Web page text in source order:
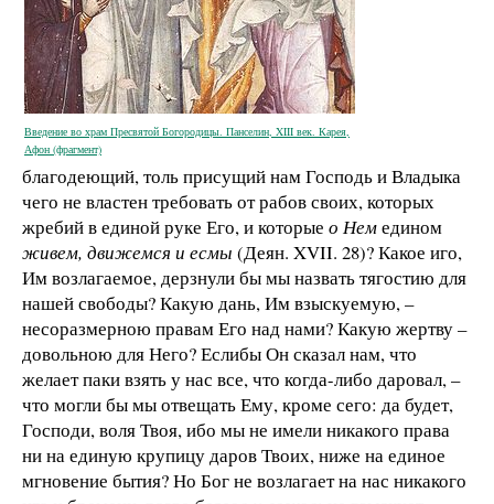
Введение во храм Пресвятой Богородицы. Панселин, XIII век. Карея,
Афон (фрагмент)
благодеющий, толь присущий нам Господь и Владыка
чего не властен требовать от рабов своих, которых
жребий в единой руке Его, и которые о Немедином
живем, движемся и есмы (Деян. XVII. 28)? Какое иго,
Им возлагаемое, дерзнули бы мы назвать тягостию для
нашей свободы? Какую дань, Им взыскуемую, –
несоразмерною правам Его над нами? Какую жертву –
довольною для Него? Еслибы Он сказал нам, что
желает паки взять у нас все, что когда-либо даровал, –
что могли бы мы отвещать Ему, кроме сего: да будет,
Господи, воля Твоя, ибо мы не имели никакого права
ни на единую крупицу даров Твоих, ниже на единое
мгновение бытия? Но Бог не возлагает на нас никакого